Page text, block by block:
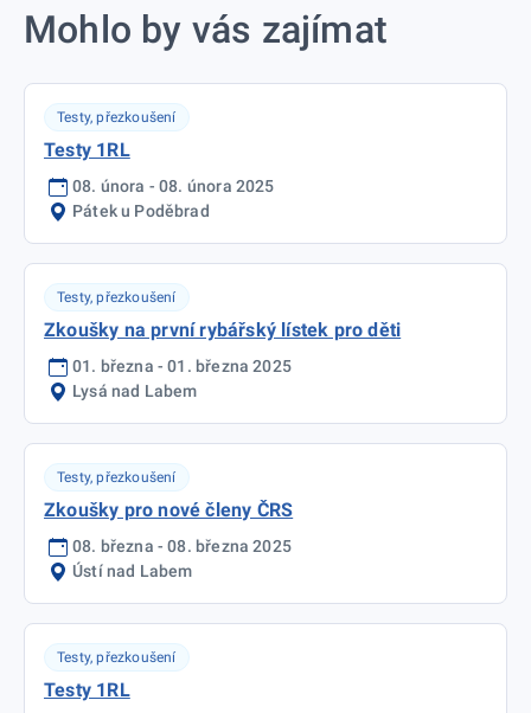
Mohlo by vás zajímat
Testy, přezkoušení
Testy 1RL
08. února - 08. února 2025
Pátek u Poděbrad
Testy, přezkoušení
Zkoušky na první rybářský lístek pro děti
01. března - 01. března 2025
Lysá nad Labem
Testy, přezkoušení
Zkoušky pro nové členy ČRS
08. března - 08. března 2025
Ústí nad Labem
Testy, přezkoušení
Testy 1RL